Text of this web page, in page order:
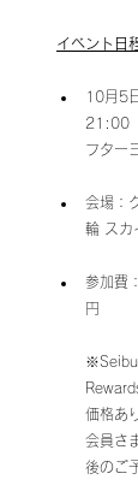
イベント日
10月5
21:00
フター
会場：
輪 スカ
参加費
円
※Seibu
価格あ
会員さ
後のご